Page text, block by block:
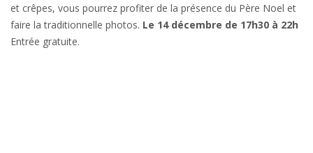
et crêpes, vous pourrez profiter de la présence du Père Noel et
faire la traditionnelle photos. Le 14 décembre de 17h30 à 22h
Entrée gratuite.